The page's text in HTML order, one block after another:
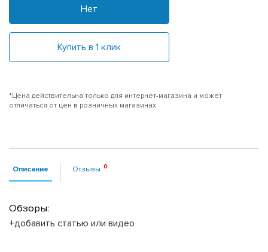
Нет
Купить в 1 клик
*Цена действительна только для интернет-магазина и может
отличаться от цен в розничных магазинах
Описание Отзывы
Обзоры:
+добавить статью или видео